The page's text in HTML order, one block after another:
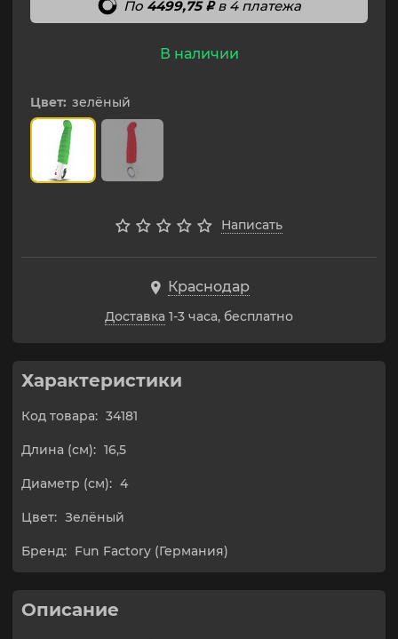
По 4499,75 pв 4 платежа
В наличии
Цвет: зелёный
Написать
Краснодар
Доставка 1-3 часа, бесплатно
Характеристики
Код товара: 34181
Длина (см): 16,5
Диаметр (см): 4
Цвет: Зелёный
Бренд: Fun Factory (Германия)
Описание